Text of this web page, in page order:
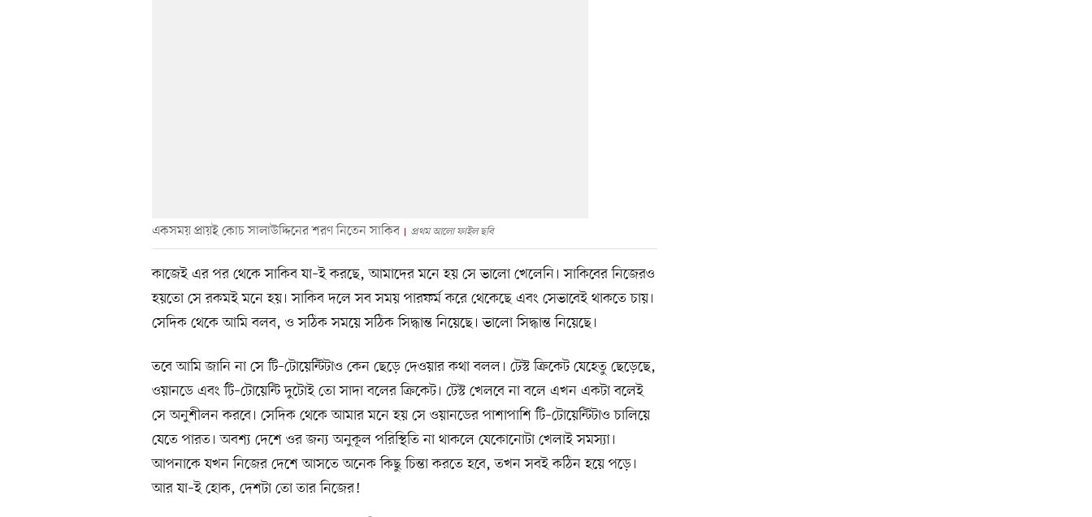
একসময় প্রায়ই কোচ সালাউদ্দিনের শরণ নিতেন সাকিব প্রথম আলো ফাইল ছবি
কাজেই এর পর থেকে সাকিব যা–ই করছে, আমাদের মনে হয় সে ভালো খেলেনি। সাকিবের নিজেরও
হয়তো সে রকমই মনে হয়। সাকিব দলে সব সময় পারফর্ম করে থেকেছে এবং সেভাবেই থাকতে চায়।
সেদিক থেকে আমি বলব, ও সঠিক সময়ে সঠিক সিদ্ধান্ত নিয়েছে। ভালো সিদ্ধান্ত নিয়েছে।
তবে আমি জানি না সে টি–টোয়েন্টিটাও কেন ছেড়ে দেওয়ার কথা বলল। টেস্ট ক্রিকেট যেহেতু ছেড়েছে,
ওয়ানডে এবং টি–টোয়েন্টি দুটোই তো সাদা বলের ক্রিকেট। টেস্ট খেলবে না বলে এখন একটা বলেই
সে অনুশীলন করবে। সেদিক থেকে আমার মনে হয় সে ওয়ানডের পাশাপাশি টি–টোয়েন্টিটাও চালিয়ে
যেতে পারত। অবশ্য দেশে ওর জন্য অনুকূল পরিস্থিতি না থাকলে যেকোনোটা খেলাই সমস্যা।
আপনাকে যখন নিজের দেশে আসতে অনেক কিছু চিন্তা করতে হবে, তখন সবই কঠিন হয়ে পড়ে।
আর যা–ই হোক, দেশটা তো তার নিজের!